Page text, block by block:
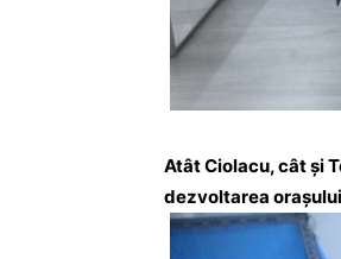
Atât Ciolacu, cât și
dezvoltarea